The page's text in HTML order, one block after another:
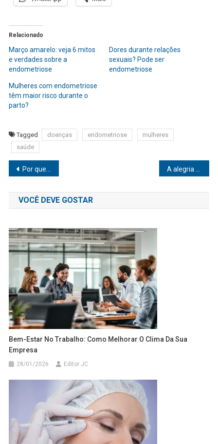
Relacionado
Março amarelo: veja 6 mitos
e verdades sobre a
endometriose
Dores durante relações
sexuais? Pode ser
endometriose
Mulheres com endometriose
têm maior risco durante o
parto?
Tagged doenças endometriose
mulheres
saúde
Navegação
de
Post
Por que o clareamento dentário pode causar sensibilidade? A alegria de dizer NÃO e como fazê-lo
VOCÊ DEVE GOSTAR
Bem-Estar No Trabalho: Como Melhorar O Clima Da Sua
Empresa
28/01/2026 Editor JC